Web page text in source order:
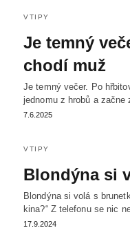
VTIPY
Je temný
chodí muž
Je temný večer. Po
jednomu z hrobů a
7.6.2025
VTIPY
Blondýna si
Blondýna si volá s
kina?“ Z telefonu se nic
17.9.2024